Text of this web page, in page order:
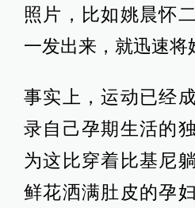
照片，比如姚晨怀
一发出来，就迅速将
事实上，运动已经
录自己孕期生活的
为这比穿着比基尼
鲜花洒满肚皮的孕